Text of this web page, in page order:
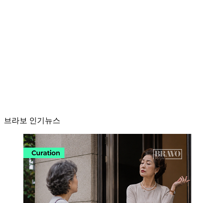
브라보 인기뉴스